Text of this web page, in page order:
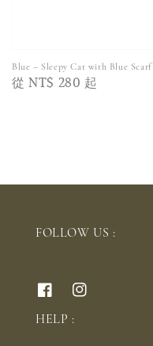
Blue – Sleepy Cat with Blue Scarf
Regular
從NT$ 280 起
FOLLOW US :
HELP :